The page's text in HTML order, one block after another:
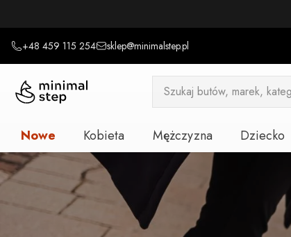
+48 459 115 254 sklep@minimalstep.pl
Wyszukiwarka
produktów
Nowe Kobieta Mężczyzna Dziecko